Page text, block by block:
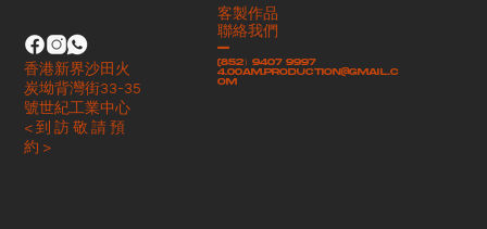
客製作品
聯絡我們
-
(852）9407 9997
4.00am.production@gmail.c
om
香港新界沙田火
炭坳背灣街33-35
號世紀工業中心
< 到 訪 敬 請 預
約 >